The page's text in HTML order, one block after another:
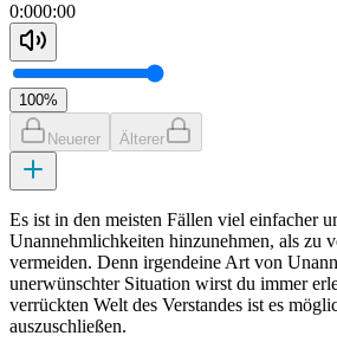
0:000:00
100%
Neuerer Älterer
Es ist in den meisten Fällen viel einfacher
Unannehmlichkeiten hinzunehmen, als zu
vermeiden. Denn irgendeine Art von
unerwünschter Situation wirst du immer
verrückten Welt des Verstandes ist es
auszuschließen.